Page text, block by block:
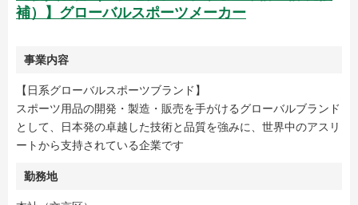
補）】グローバルスポーツメーカー
事業内容
【日系グローバルスポーツブランド】
スポーツ用品の開発・製造・販売を手がけるグローバルブランド
として、日本発の卓越した技術と品質を強みに、世界中のアスリ
ートから支持されている企業です
勤務地